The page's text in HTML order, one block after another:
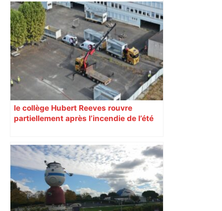
le collège Hubert Reeves rouvre
partiellement après l’incendie de l’été